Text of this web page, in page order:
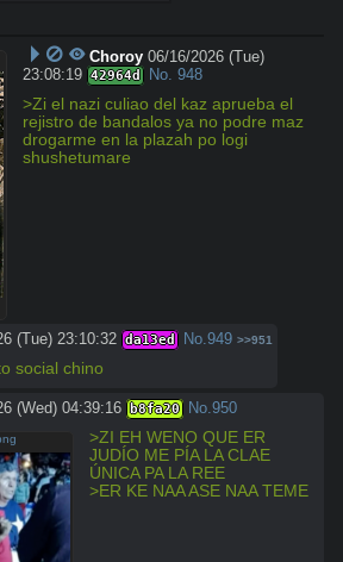
Choroy 06/16/2026 (Tue)
23:08:19 42964d No. 948
>Zi el nazi culiao del kaz aprueba el
rejistro de bandalos ya no podre maz
drogarme en la plazah po logi
shushetumare
(Tue) 23:10:32 da13ed No.949 >>951
social chino
(Wed) 04:39:16 b8fa20 No.950
>ZI EH WENO QUE ER
JUDÍO ME PÍA LA CLAE
ÚNICA PA LA REE
>ER KE NAA ASE NAA TEME